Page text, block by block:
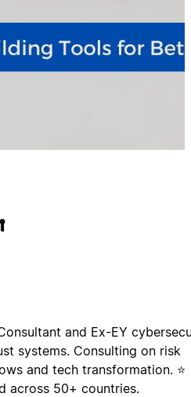
and Ex-EY
systems. Consulting on risk
and tech transformation. ⭐
across 50+ countries.